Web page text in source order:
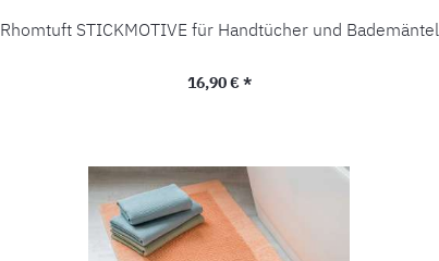
Rhomtuft STICKMOTIVE für Handtücher und Bademäntel
Regulärer Preis:
16,90 € *